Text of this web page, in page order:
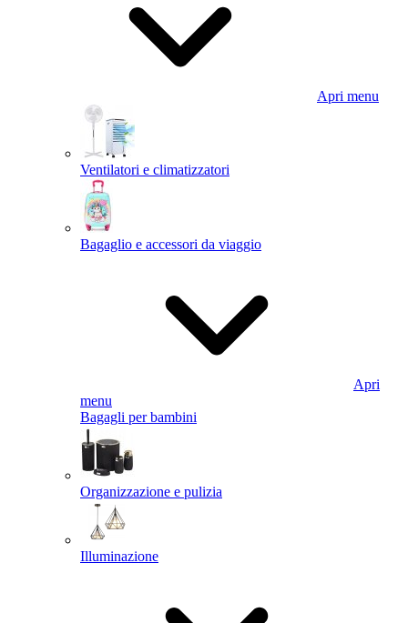
Apri menu
Ventilatori e climatizzatori
Bagaglio e accessori da viaggio
Apri
menu
Bagagli per bambini
Organizzazione e pulizia
Illuminazione